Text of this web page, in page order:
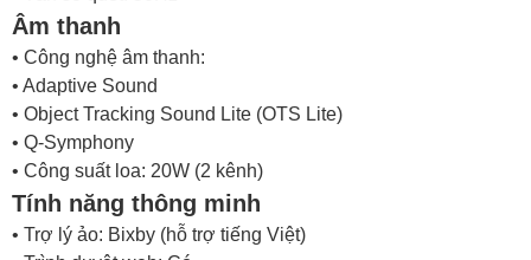
Âm thanh
• Công nghệ âm thanh:
• Adaptive Sound
• Object Tracking Sound Lite (OTS Lite)
• Q-Symphony
• Công suất loa: 20W (2 kênh)
Tính năng thông minh
• Trợ lý ảo: Bixby (hỗ trợ tiếng Việt)